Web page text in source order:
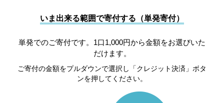
いま出来る範囲で寄付する（単発寄付）
単発でのご寄付です。1口1,000円から金額をお選びいた
だけます。
ご寄付の金額をプルダウンで選択し「クレジット決済」ボタ
ンを押してください。